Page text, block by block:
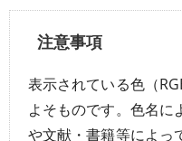
注意事項
表示されている色（
よそものです。色名に
や文献・書籍等によっ